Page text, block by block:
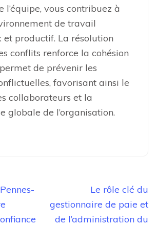
l’équipe, vous contribuez à
de travail
et productif. La résolution
conflits renforce la cohésion
de prévenir les
favorisant ainsi le
collaborateurs et la
globale de l’organisation.
Le rôle clé du
gestionnaire de paie et
de l’administration du